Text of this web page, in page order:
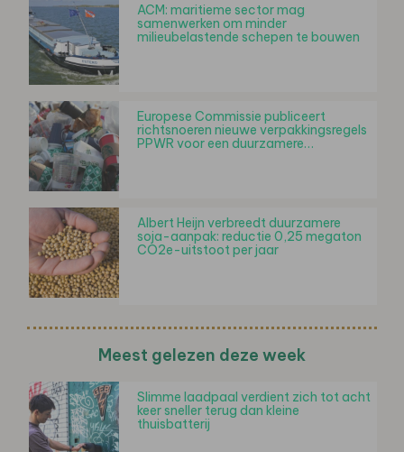
ACM: maritieme sector mag
samenwerken om minder
milieubelastende schepen te bouwen
Europese Commissie publiceert
richtsnoeren nieuwe verpakkingsregels
PPWR voor een duurzamere…
Albert Heijn verbreedt duurzamere
soja-aanpak: reductie 0,25 megaton
CO2e-uitstoot per jaar
Meest gelezen deze week
Slimme laadpaal verdient zich tot acht
keer sneller terug dan kleine
thuisbatterij